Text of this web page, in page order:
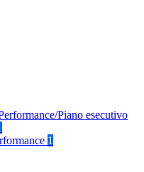
Piano esecutivo
1